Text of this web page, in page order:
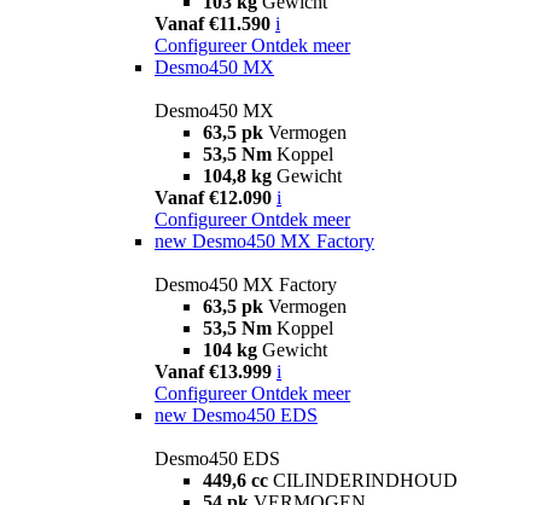
Vanaf €11.590 i
Configureer Ontdek meer
Desmo450 MX
Desmo450 MX
63,5 pk Vermogen
53,5 Nm Koppel
104,8 kg Gewicht
Vanaf €12.090 i
Configureer Ontdek meer
new Desmo450 MX Factory
Desmo450 MX Factory
63,5 pk Vermogen
53,5 Nm Koppel
104 kg Gewicht
Vanaf €13.999 i
Configureer Ontdek meer
new Desmo450 EDS
Desmo450 EDS
449,6 cc CILINDERINDHOUD